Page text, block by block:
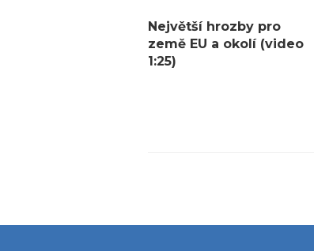
Největší hrozby pro
země EU a okolí (video
1:25)